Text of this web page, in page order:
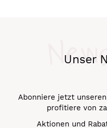
Unser
Abonniere jetzt
profitiere von
Aktionen und